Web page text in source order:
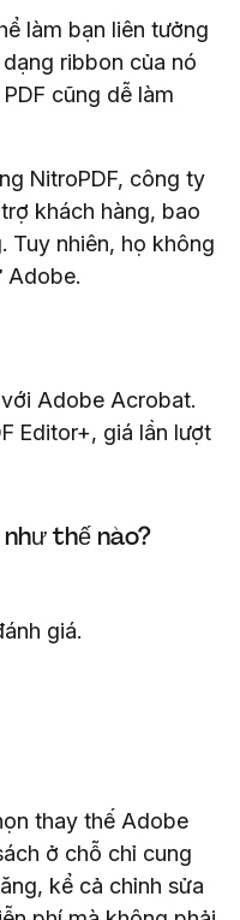
làm bạn liên tưởng
ribbon của nó
cũng dễ làm
NitroPDF, công ty
khách hàng, bao
Tuy nhiên, họ không
Adobe.
Adobe Acrobat.
Editor+, giá lần lượt
thế nào?
giá.
thay thế Adobe
ở chỗ chỉ cung
kể cả chỉnh sửa